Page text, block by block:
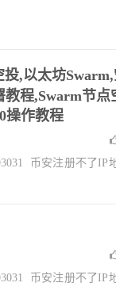
,以太坊
程,Swarm节点
操作教程
币安注册不了IP
币安注册不了IP